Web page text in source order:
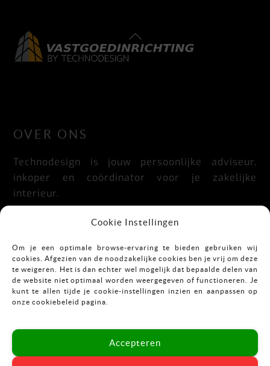
Cookie Instellingen
Om je een optimale browse-ervaring te bieden gebruiken wij
cookies. Afgezien van de noodzakelijke cookies ben je vrij om deze
te weigeren. Het is dan echter wel mogelijk dat bepaalde delen van
de website niet optimaal worden weergegeven of functioneren. Je
kunt te allen tijde je cookie-instellingen inzien en aanpassen op
onze cookiebeleid pagina.
Accepteren
Back
To
OVER ONS
Technodesign is jouw persoonlijke adviseur,
inkoper en coördinator voor je zakelijke
interieur.
Praktisch, doordacht, stijlvol en flexibel.
CONTACT
Mekkelholtsweg 7
E:info@vastgoedinrichting.nl